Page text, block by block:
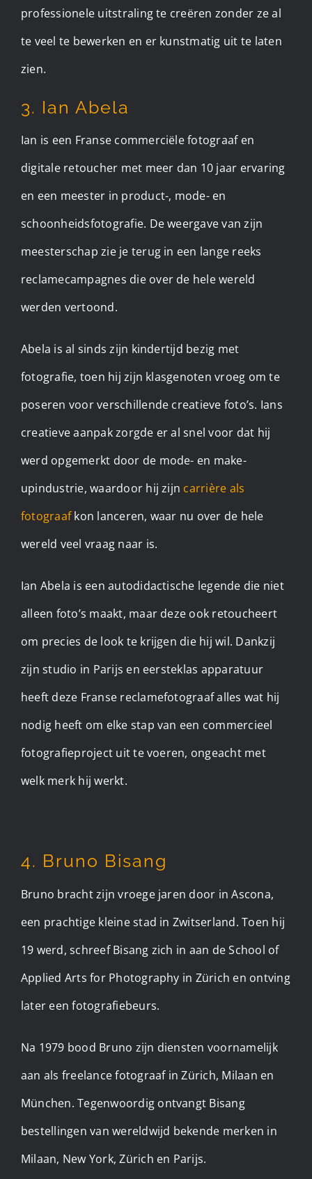
professionele uitstraling te creëren zonder ze al
te veel te bewerken en er kunstmatig uit te laten
zien.
3. Ian Abela
Ian is een Franse commerciële fotograaf en
digitale retoucher met meer dan 10 jaar ervaring
en een meester in product-, mode- en
schoonheidsfotografie. De weergave van zijn
meesterschap zie je terug in een lange reeks
reclamecampagnes die over de hele wereld
werden vertoond.
Abela is al sinds zijn kindertijd bezig met
fotografie, toen hij zijn klasgenoten vroeg om te
poseren voor verschillende creatieve foto’s. Ians
creatieve aanpak zorgde er al snel voor dat hij
werd opgemerkt door de mode- en make-
upindustrie, waardoor hij zijn carrière als
fotograafkon lanceren, waar nu over de hele
wereld veel vraag naar is.
Ian Abela is een autodidactische legende die niet
alleen foto’s maakt, maar deze ook retoucheert
om precies de look te krijgen die hij wil. Dankzij
zijn studio in Parijs en eersteklas apparatuur
heeft deze Franse reclamefotograaf alles wat hij
nodig heeft om elke stap van een commercieel
fotografieproject uit te voeren, ongeacht met
welk merk hij werkt.
4. Bruno Bisang
Bruno bracht zijn vroege jaren door in Ascona,
een prachtige kleine stad in Zwitserland. Toen hij
19 werd, schreef Bisang zich in aan de School of
Applied Arts for Photography in Zürich en ontving
later een fotografiebeurs. ​
Na 1979 bood Bruno zijn diensten voornamelijk
aan als freelance fotograaf in Zürich, Milaan en
München. Tegenwoordig ontvangt Bisang
bestellingen van wereldwijd bekende merken in
Milaan, New York, Zürich en Parijs.